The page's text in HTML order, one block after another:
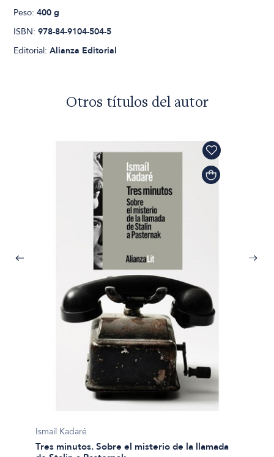
Peso:400 g
ISBN:978-84-9104-504-5
Editorial:Alianza Editorial
Otros títulos del autor
Ismaíl Kadaré
Tres minutos. Sobre el misterio de la llamada